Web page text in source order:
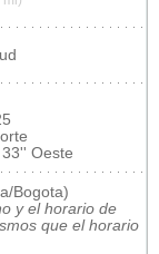
Oeste
Bogota)
y el horario de
que el horario